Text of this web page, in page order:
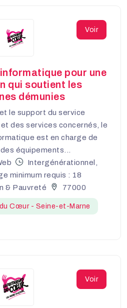
Voir
pour une
qui soutient les
démunies
le support du service
des services concernés, le
est en charge de
des équipements...
Intergénérationnel,
minimum requis : 18
& Pauvreté 77000
Cœur - Seine-et-Marne
Voir